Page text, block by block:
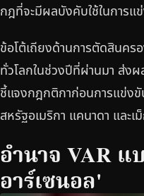
กฎที่จะมีผลบังคับใช้ในการ
ข้อโต้เถียงด้านการตัดสินค
ทั่วโลกในช่วงปีที่ผ่านมา ส่ง
ชี้แจงกฎกติกาก่อนการแข่ง
สหรัฐอเมริกา แคนาดา และเ
อำนาจ VAR
อาร์เซนอล'